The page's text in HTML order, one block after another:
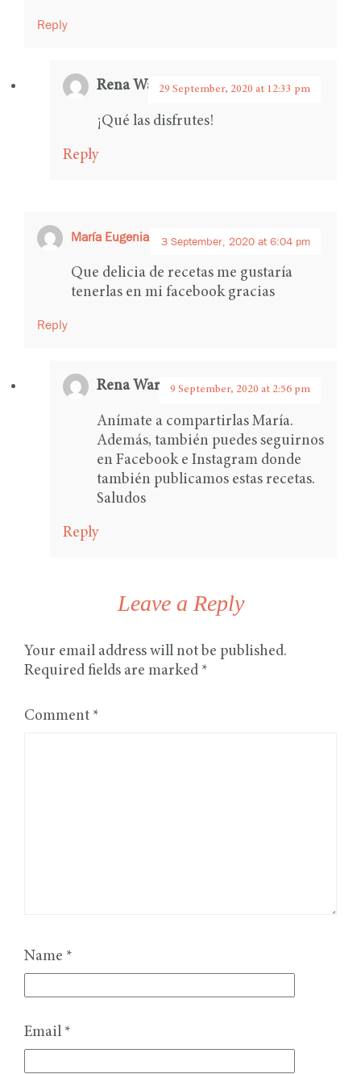
Reply
Rena Ware International says:
29 September, 2020 at 12:33 pm
¡Qué las disfrutes!
Reply
María Eugenia Álvarez cortes says:
3 September, 2020 at 6:04 pm
Que delicia de recetas me gustaría
tenerlas en mi facebook gracias
Reply
Rena Ware International says:
9 September, 2020 at 2:56 pm
Anímate a compartirlas María.
Además, también puedes seguirnos
en Facebook e Instagram donde
también publicamos estas recetas.
Saludos
Reply
Leave a Reply
Your email address will not be published.
Required fields are marked *
Comment *
Name *
Email *